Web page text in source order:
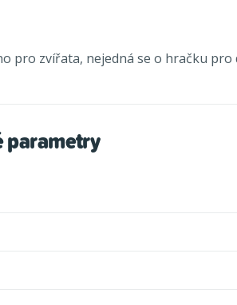
pro zvířata, nejedná se o hračku pro
parametry